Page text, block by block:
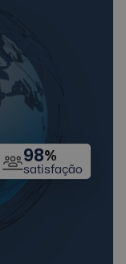
98%
satisfação